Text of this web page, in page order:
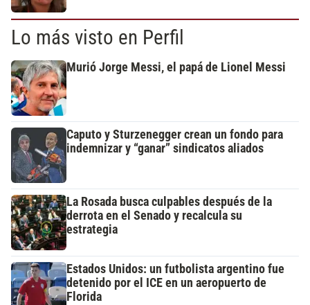
Lo más visto en Perfil
Murió Jorge Messi, el papá de Lionel Messi
Caputo y Sturzenegger crean un fondo para
indemnizar y “ganar” sindicatos aliados
La Rosada busca culpables después de la
derrota en el Senado y recalcula su
estrategia
Estados Unidos: un futbolista argentino fue
detenido por el ICE en un aeropuerto de
Florida